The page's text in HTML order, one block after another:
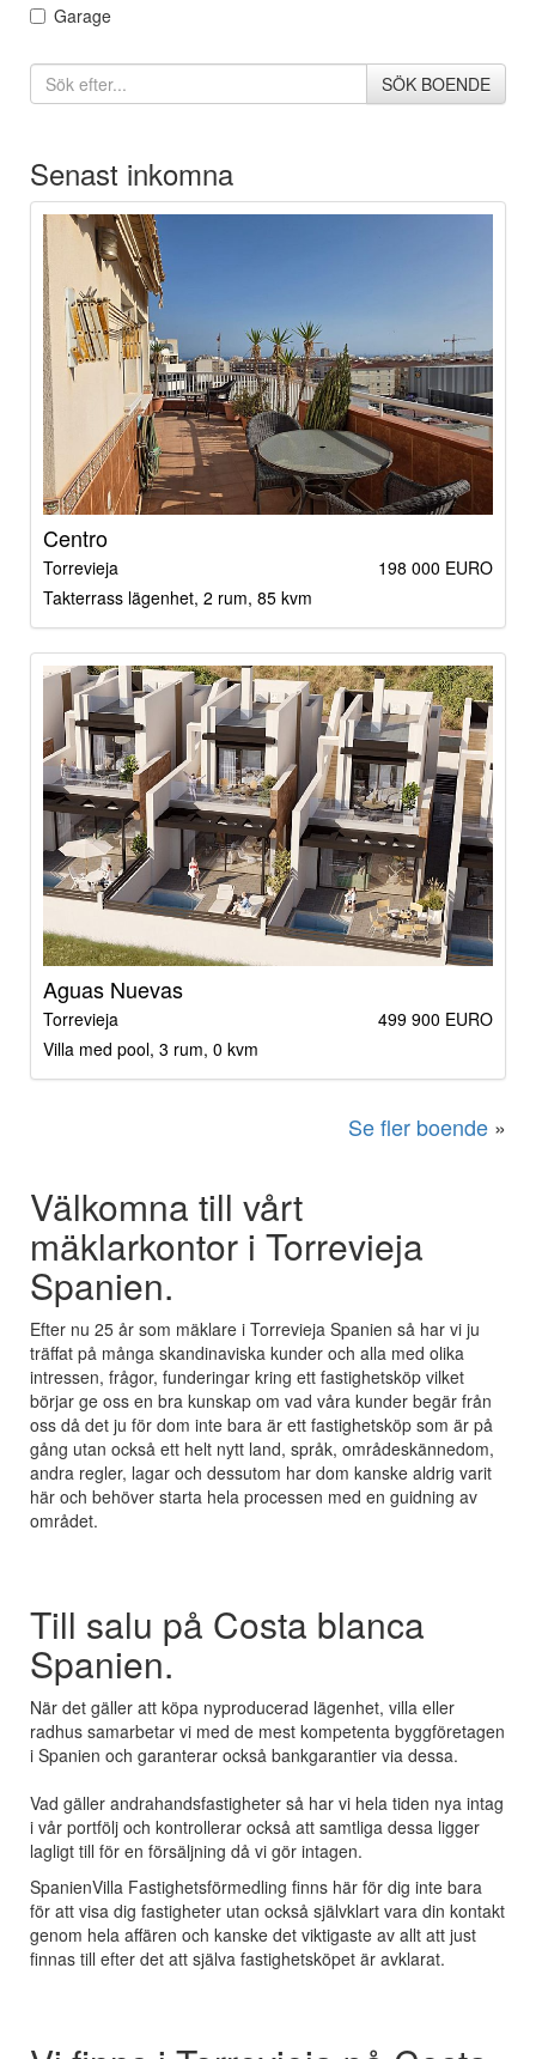
Garage
SÖK BOENDE
Senast inkomna
Centro
198 000 EURO
Torrevieja
Takterrass lägenhet, 2 rum, 85 kvm
Aguas Nuevas
499 900 EURO
Torrevieja
Villa med pool, 3 rum, 0 kvm
Se fler boende »
Välkomna till vårt
mäklarkontor i Torrevieja
Spanien.
Efter nu 25 år som mäklare i Torrevieja Spanien så har vi ju
träffat på många skandinaviska kunder och alla med olika
intressen, frågor, funderingar kring ett fastighetsköp vilket
börjar ge oss en bra kunskap om vad våra kunder begär från
oss då det ju för dom inte bara är ett fastighetsköp som är på
gång utan också ett helt nytt land, språk, områdeskännedom,
andra regler, lagar och dessutom har dom kanske aldrig varit
här och behöver starta hela processen med en guidning av
området.
Till salu på Costa blanca
Spanien.
När det gäller att köpa nyproducerad lägenhet, villa eller
radhus samarbetar vi med de mest kompetenta byggföretagen
i Spanien och garanterar också bankgarantier via dessa.
Vad gäller andrahandsfastigheter så har vi hela tiden nya intag
i vår portfölj och kontrollerar också att samtliga dessa ligger
lagligt till för en försäljning då vi gör intagen.
SpanienVilla Fastighetsförmedling finns här för dig inte bara
för att visa dig fastigheter utan också självklart vara din kontakt
genom hela affären och kanske det viktigaste av allt att just
finnas till efter det att själva fastighetsköpet är avklarat.